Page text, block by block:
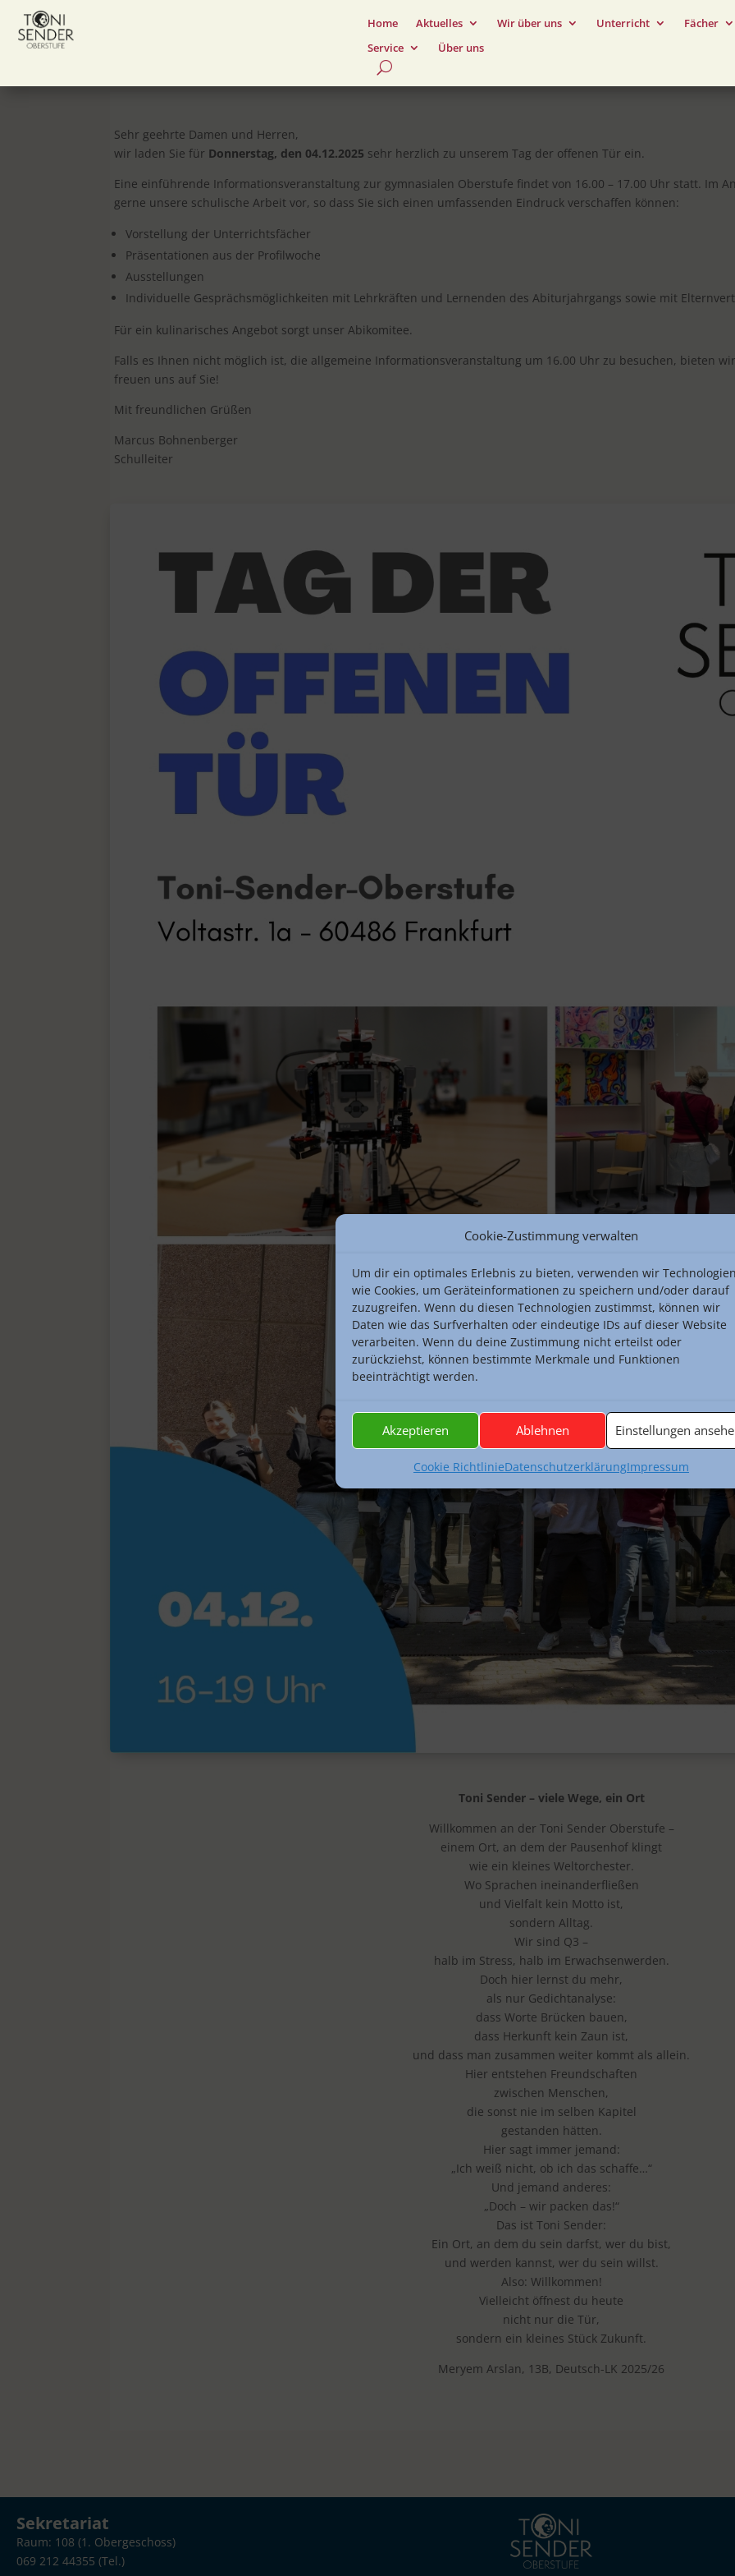
Cookie-Zustimmung verwalten
Um dir ein optimales Erlebnis zu bieten, verwenden wir
wie Cookies, um Geräteinformationen zu speichern und/oder darauf
zuzugreifen. Wenn du diesen Technologien zustimmst, können wir
Daten wie das Surfverhalten oder eindeutige IDs auf dieser Website
verarbeiten. Wenn du deine Zustimmung nicht erteilst oder
zurückziehst, können bestimmte Merkmale und Funktionen
beeinträchtigt werden.
Akzeptieren Ablehnen Einstellungen
Cookie RichtlinieDatenschutzerklärungImpressum
Home Aktuelles Wir über uns Unterricht
Fächer
Service
Über uns
Sehr geehrte Damen und Herren,
wir laden Sie für Donnerstag, den 04.12.2025 sehr herzlich zu unserem Tag der offenen Tür ein.
Eine einführende Informationsveranstaltung zur gymnasialen Oberstufe findet von 16.00 – 17.00 Uhr statt. Im
gerne unsere schulische Arbeit vor, so dass Sie sich einen umfassenden Eindruck verschaffen können:
Vorstellung der Unterrichtsfächer
Präsentationen aus der Profilwoche
Ausstellungen
Individuelle Gesprächsmöglichkeiten mit Lehrkräften und Lernenden des Abiturjahrgangs sowie mit
Für ein kulinarisches Angebot sorgt unser Abikomitee.
Falls es Ihnen nicht möglich ist, die allgemeine Informationsveranstaltung um 16.00 Uhr zu besuchen, bieten
freuen uns auf Sie!
Mit freundlichen Grüßen
Marcus Bohnenberger
Schulleiter
Toni Sender – viele Wege, ein Ort
Willkommen an der Toni Sender Oberstufe –
einem Ort, an dem der Pausenhof klingt
wie ein kleines Weltorchester.
Wo Sprachen ineinanderfließen
und Vielfalt kein Motto ist,
sondern Alltag.
Wir sind Q3 –
halb im Stress, halb im Erwachsenwerden.
Doch hier lernst du mehr,
als nur Gedichtanalyse:
dass Worte Brücken bauen,
dass Herkunft kein Zaun ist,
und dass man zusammen weiter kommt als allein.
Hier entstehen Freundschaften
zwischen Menschen,
die sonst nie im selben Kapitel
gestanden hätten.
Hier sagt immer jemand:
„Ich weiß nicht, ob ich das schaffe…“
Und jemand anderes:
„Doch – wir packen das!“
Das ist Toni Sender:
Ein Ort, an dem du sein darfst, wer du bist,
und werden kannst, wer du sein willst.
Also: Willkommen!
Vielleicht öffnest du heute
nicht nur die Tür,
sondern ein kleines Stück Zukunft.
Meryem Arslan, 13B, Deutsch-LK 2025/26
Sekretariat
Raum: 108 (1. Obergeschoss)
069 212 44355 (Tel.)